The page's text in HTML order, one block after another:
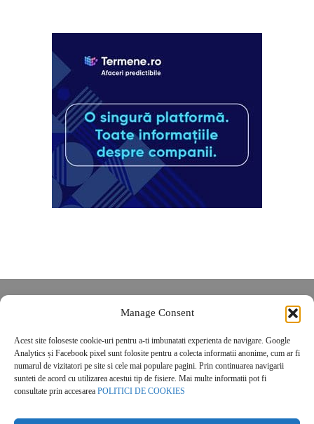
Manage Consent
Acest site foloseste cookie-uri pentru a-ti imbunatati experienta de navigare. Google
Analytics și Facebook pixel sunt folosite pentru a colecta informatii anonime, cum ar fi
numarul de vizitatori pe site si cele mai populare pagini. Prin continuarea navigarii
sunteti de acord cu utilizarea acestui tip de fisiere. Mai multe informatii pot fi
consultate prin accesarea POLITICI DE COOKIES
POLITICĂ DE CONFIDENȚIALITATE
Politica de cookies